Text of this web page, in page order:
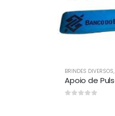
BRINDES DIVERSOS,